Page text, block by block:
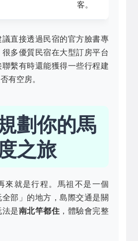
客。
直接透過民宿的官方臉書專
多優質民宿在大型訂房平台
聯繫有時還能獲得一些行程建
有空房。
劃你的馬
之旅
來就是行程。馬祖不是一個
全部」的地方，島際交通是關
法是南北竿都住 ，體驗會完整